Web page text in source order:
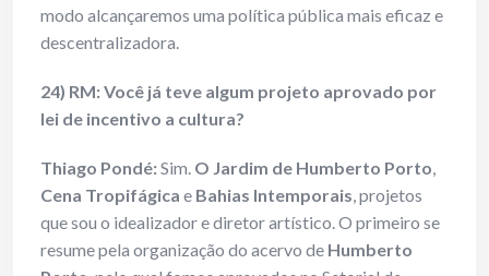
modo alcançaremos uma política pública mais eficaz e
descentralizadora.
24) RM: Você já teve algum projeto aprovado por
lei de incentivo a cultura?
Thiago Pondé:Sim. O Jardim de Humberto Porto,
Cena Tropifágica e Bahias Intemporais, projetos
que sou o idealizador e diretor artístico. O primeiro se
resume pela organização do acervo de Humberto